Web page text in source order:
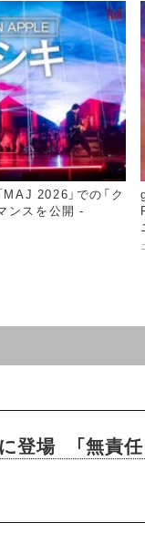
2026」での「ク
ンスを公開 -
登場 「無責